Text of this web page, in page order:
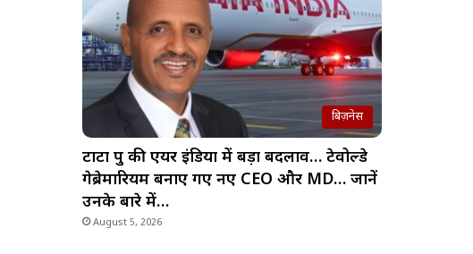
बिज़नेस
टाटा ग्रुप की एयर इंडिया में बड़ा बदलाव… टेवोल्डे
गेब्रेमारियम बनाए गए नए CEO और MD… जानें
उनके बारे में…
August 5, 2026